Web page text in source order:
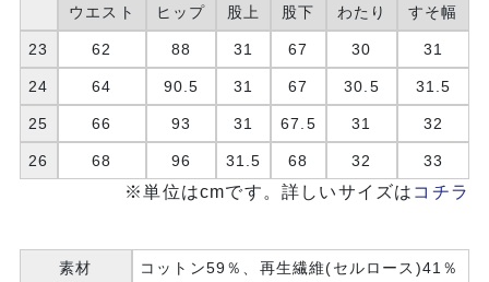
ウエスト ヒップ 股上 股下 わたり すそ幅
23 62 88 31 67 30 31
24 64 90.5 31 67 30.5 31.5
25 66 93 31 67.5 31 32
26 68 96 31.5 68 32 33
※単位はcmです。詳しいサイズは コチラ
素材 コットン59％、再生繊維(セルロース)41％